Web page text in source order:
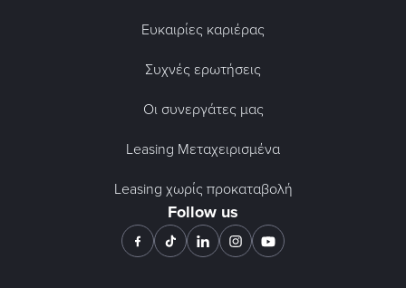
Ευκαιρίες καριέρας
Συχνές ερωτήσεις
Οι συνεργάτες μας
Leasing Μεταχειρισμένα
Leasing χωρίς προκαταβολή
Follow us